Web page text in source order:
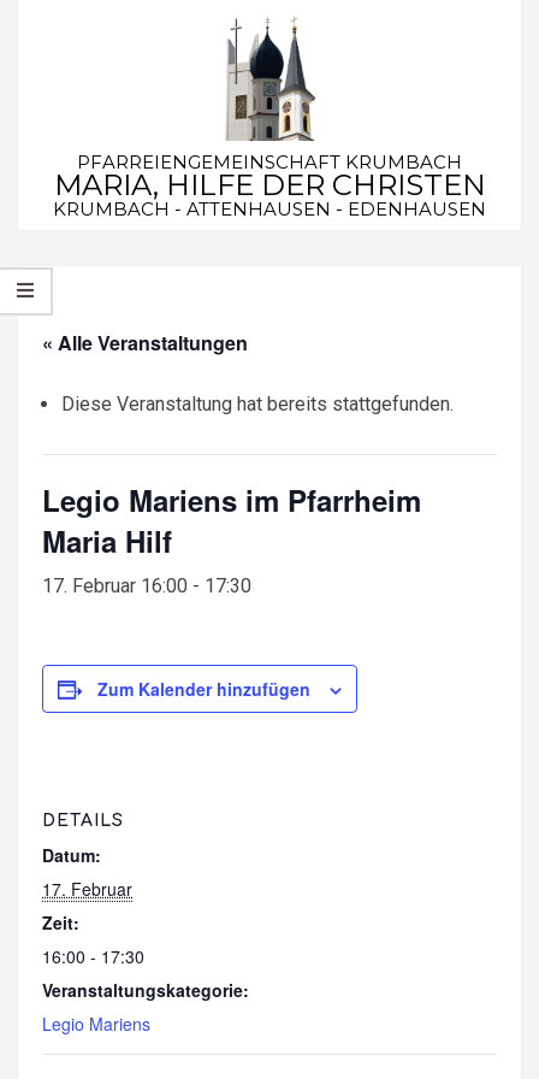
PFARREIENGEMEINSCHAFT KRUMBACH
MARIA, HILFE DER CHRISTEN
KRUMBACH - ATTENHAUSEN - EDENHAUSEN
Secondary
Navigation
« Alle Veranstaltungen
Diese Veranstaltung hat bereits stattgefunden.
Legio Mariens im Pfarrheim
Maria Hilf
17. Februar 16:00 - 17:30
Zum Kalender hinzufügen
DETAILS
Datum:
17. Februar
Zeit:
16:00 - 17:30
Veranstaltungskategorie:
Legio Mariens